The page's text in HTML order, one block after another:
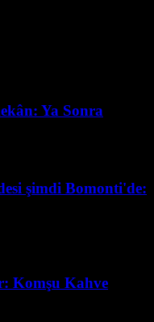
Ya Sonra
şimdi Bomonti'de:
Komşu Kahve